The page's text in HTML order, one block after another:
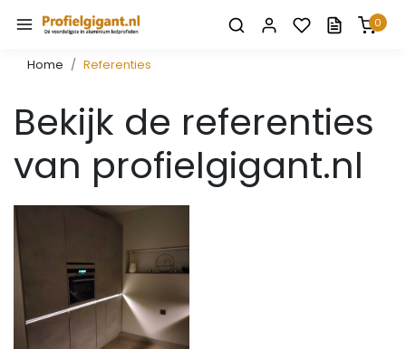
0
Home Referenties
Bekijk de referenties
van profielgigant.nl